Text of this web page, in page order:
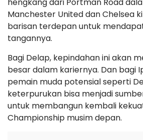
Manchester United dan Chelsea
barisan terdepan untuk
tangannya.
Bagi Delap, kepindahan ini akan
besar dalam kariernya. Dan bagi
pemain muda potensial seperti
keterpurukan bisa menjadi
untuk membangun kembali
Championship musim depan.